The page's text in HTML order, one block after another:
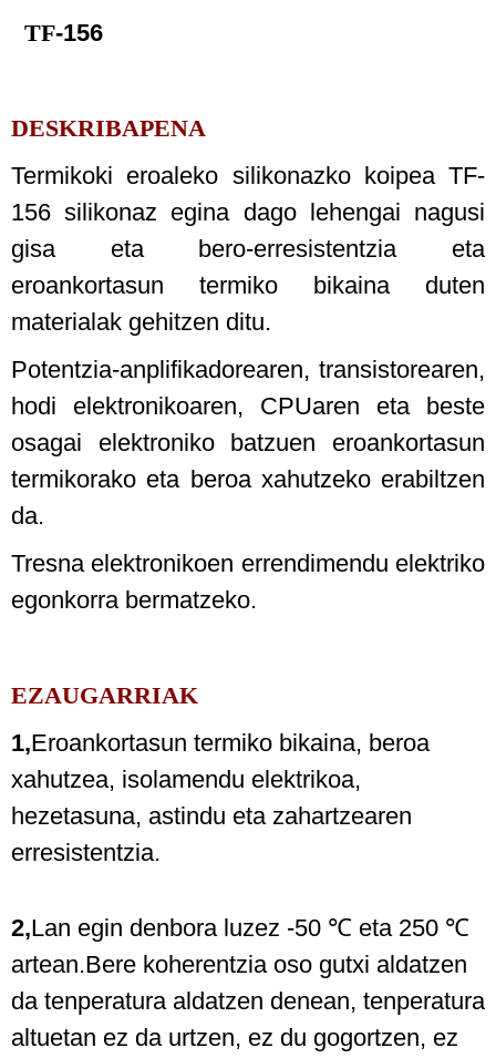
TF-156
DESKRIBAPENA
Termikoki eroaleko silikonazko koipea TF-
156 silikonaz egina dago lehengai nagusi
gisa eta bero-erresistentzia eta
eroankortasun termiko bikaina duten
materialak gehitzen ditu.
Potentzia-anplifikadorearen, transistorearen,
hodi elektronikoaren, CPUaren eta beste
osagai elektroniko batzuen eroankortasun
termikorako eta beroa xahutzeko erabiltzen
da.
Tresna elektronikoen errendimendu elektriko
egonkorra bermatzeko.
EZAUGARRIAK
1,Eroankortasun termiko bikaina, beroa
xahutzea, isolamendu elektrikoa,
hezetasuna, astindu eta zahartzearen
erresistentzia.
2,Lan egin denbora luzez -50 ℃ eta 250 ℃
artean.Bere koherentzia oso gutxi aldatzen
da tenperatura aldatzen denean, tenperatura
altuetan ez da urtzen, ez du gogortzen, ez